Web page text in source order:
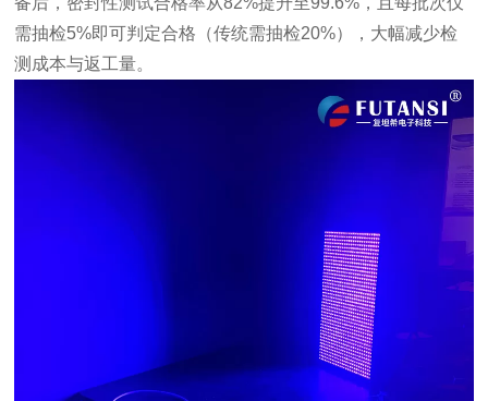
需抽检5%即可判定合格（传统需抽检20%），大幅减少检
测成本与返工量。